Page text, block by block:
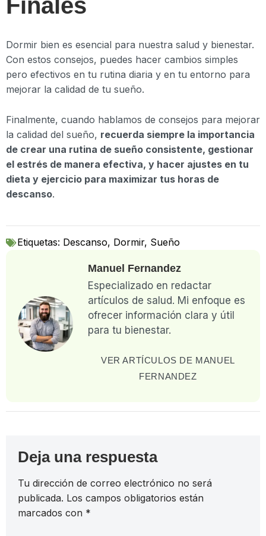
Finales
Dormir bien es esencial para nuestra salud y bienestar.
Con estos consejos, puedes hacer cambios simples
pero efectivos en tu rutina diaria y en tu entorno para
mejorar la calidad de tu sueño.
Finalmente, cuando hablamos de consejos para mejorar
la calidad del sueño, recuerda siempre la importancia
de crear una rutina de sueño consistente, gestionar
el estrés de manera efectiva, y hacer ajustes en tu
dieta y ejercicio para maximizar tus horas de
descanso.
Etiquetas: Descanso, Dormir, Sueño
Manuel Fernandez
Especializado en redactar
artículos de salud. Mi enfoque es
ofrecer información clara y útil
para tu bienestar.
VER ARTÍCULOS DE MANUEL
FERNANDEZ
Deja una respuesta
Tu dirección de correo electrónico no será
publicada. Los campos obligatorios están
marcados con *